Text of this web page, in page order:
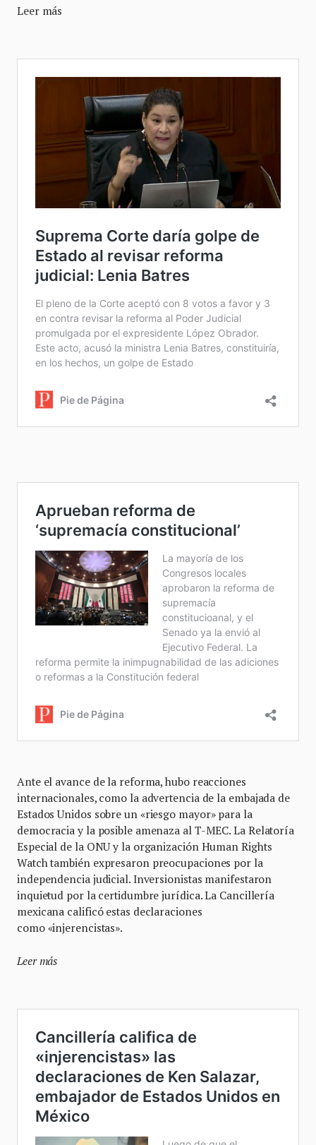
Leer más
Ante el avance de la reforma, hubo reacciones
internacionales, como la advertencia de la embajada de
Estados Unidos sobre un «riesgo mayor» para la
democracia y la posible amenaza al T-MEC. La Relatoría
Especial de la ONU y la organización Human Rights
Watch también expresaron preocupaciones por la
independencia judicial. Inversionistas manifestaron
inquietud por la certidumbre jurídica. La Cancillería
mexicana calificó estas declaraciones
como «injerencistas».
Leer más